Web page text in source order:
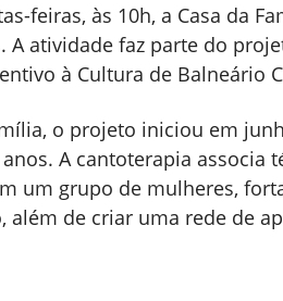
feiras, às 10h, a Casa da
A atividade faz parte do
à Cultura de Balneário
o projeto iniciou em
A cantoterapia associa
um grupo de mulheres,
além de criar uma rede de